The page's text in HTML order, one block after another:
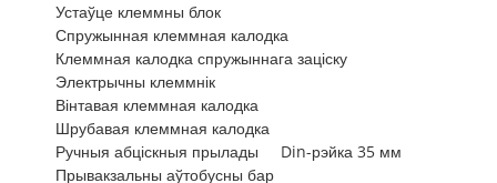
Устаўце клеммны блок
Спружынная клеммная калодка
Клеммная калодка спружыннага заціску
Электрычны клеммнік
Вінтавая клеммная калодка
Шрубавая клеммная калодка
Ручныя абціскныя прылады
Din-рэйка 35 мм
Прывакзальны аўтобусны бар